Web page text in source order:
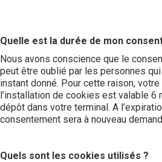
Quelle est la durée de mon
Nous avons conscience que le
peut être oublié par les personnes
instant donné. Pour cette raison,
l’installation de cookies est valable 6
dépôt dans votre terminal. A
consentement sera à nouveau
Quels sont les cookies utilisés ?